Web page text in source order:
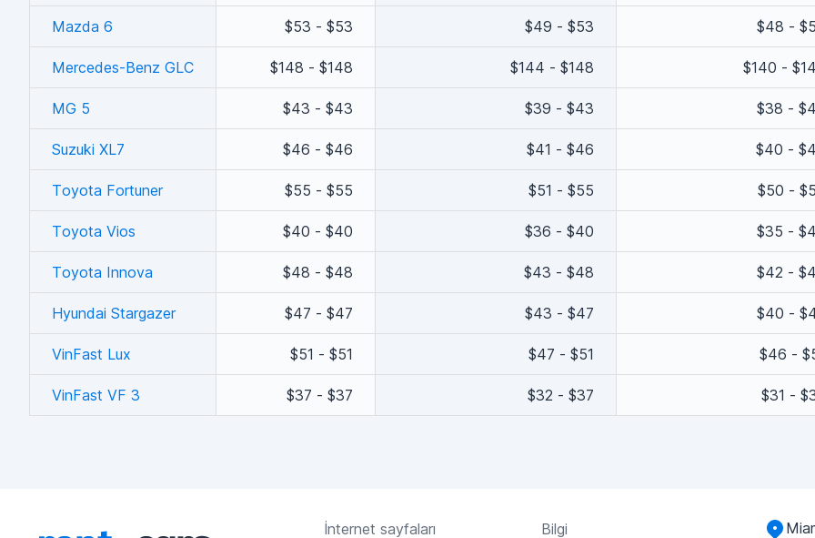
Mazda 6 $53 - $53 $49 - $53 $48 -
Mercedes-Benz GLC $148 - $148 $144 - $148 $140 -
MG 5 $43 - $43 $39 - $43 $38 -
Suzuki XL7 $46 - $46 $41 - $46 $40 -
Toyota Fortuner $55 - $55 $51 - $55 $50 -
Toyota Vios $40 - $40 $36 - $40 $35 -
Toyota Innova $48 - $48 $43 - $48 $42 -
Hyundai Stargazer $47 - $47 $43 - $47 $40 -
VinFast Lux $51 - $51 $47 - $51 $46 -
VinFast VF 3 $37 - $37 $32 - $37 $31 -
İnternet sayfaları Bilgi